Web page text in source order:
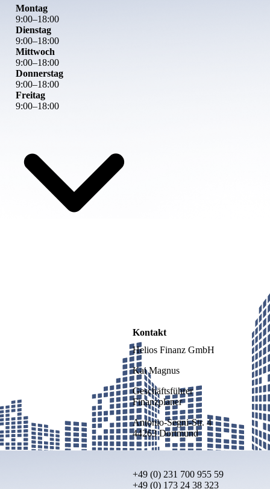
Montag
9:00–18:00
Dienstag
9:00–18:00
Mittwoch
9:00–18:00
Donnerstag
9:00–18:00
Freitag
9:00–18:00
Kontakt
Helios Finanz GmbH
Kai Magnus
Geschäftsführer
Finanzplaner
Antonio-Segni-Str. 4
44263 Dortmund
+49 (0) 231 700 955 59
+49 (0) 173 24 38 323